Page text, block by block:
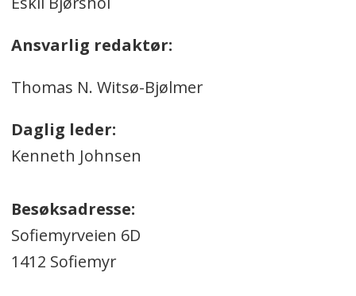
Ansvarlig redaktør:
Thomas N. Witsø-Bjølmer
Daglig leder:
Kenneth Johnsen
Besøksadresse:
Sofiemyrveien 6D
1412 Sofiemyr